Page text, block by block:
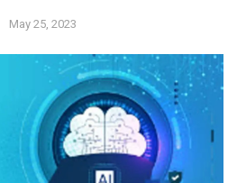
May 25, 2023